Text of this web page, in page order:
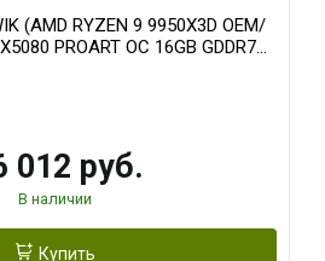
(AMD RYZEN 9 9950X3D OEM/
PROART OC 16GB GDDR7
ГБ SSD)
012 руб.
В наличии
Купить